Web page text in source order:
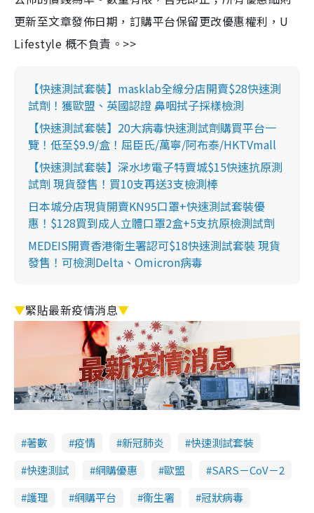
更新至文章發佈日期，訂購平台保留更改優惠權利，U
Lifestyle 概不負責。>>
【快速測試套裝】masklab全線分店開賣$28快速測
試劑！獲歐盟、英國認證 鼻咽拭子採樣檢測
【快速測試套裝】20大病毒快速測試劑購買平台一
覽！低至$9.9/盒！屈臣氏/萬寧/阿布泰/HKTVmall
【快速測試套裝】深水埗電子特賣城$15快速抗原測
試劑 現貨發售！買10支再送3支檢測棒
日本城分店現貨開賣KN95口罩+快速測試套裝優
惠！$128買到成人立體口罩2盒+5支抗原檢測試劑
MEDEIS開賣香港衛生署認可$18快速測試套裝 現貨
發售！可檢測Delta、Omicron病毒
▼緊貼最新疫情消息▼
著數 疫情 新冠肺炎
快速測試套裝
快速測試
網購優惠 歐盟
SARS－CoV－2
護理
網購平台 衞生署 冠狀病毒